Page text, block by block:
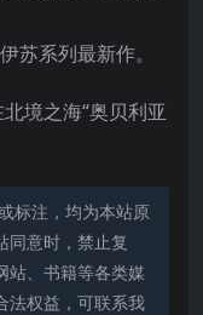
苏系列最新作。
境之海“奥贝利亚
标注，均为本站原
同意时，禁止复
站、书籍等各类媒
法权益，可联系我